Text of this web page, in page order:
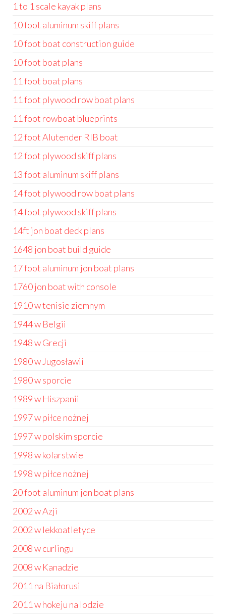
1 to 1 scale kayak plans
10 foot aluminum skiff plans
10 foot boat construction guide
10 foot boat plans
11 foot boat plans
11 foot plywood row boat plans
11 foot rowboat blueprints
12 foot Alutender RIB boat
12 foot plywood skiff plans
13 foot aluminum skiff plans
14 foot plywood row boat plans
14 foot plywood skiff plans
14ft jon boat deck plans
1648 jon boat build guide
17 foot aluminum jon boat plans
1760 jon boat with console
1910 w tenisie ziemnym
1944 w Belgii
1948 w Grecji
1980 w Jugosławii
1980 w sporcie
1989 w Hiszpanii
1997 w piłce nożnej
1997 w polskim sporcie
1998 w kolarstwie
1998 w piłce nożnej
20 foot aluminum jon boat plans
2002 w Azji
2002 w lekkoatletyce
2008 w curlingu
2008 w Kanadzie
2011 na Białorusi
2011 w hokeju na lodzie